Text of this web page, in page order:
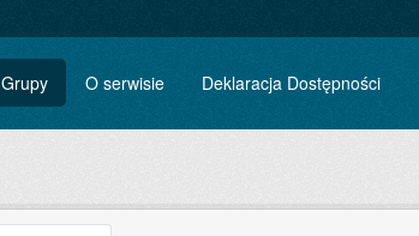
Grupy O serwisie Deklaracja Dostępności